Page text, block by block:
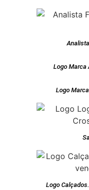
Logo Marca
Logo
Logo